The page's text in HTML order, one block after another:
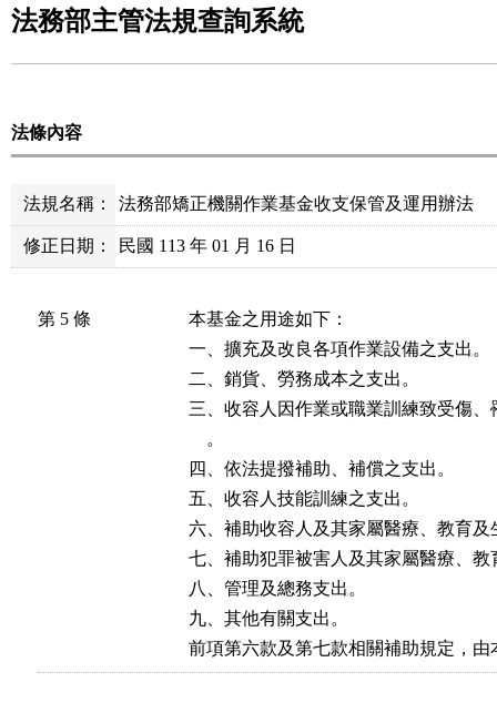
法務部主管法規查詢系統
法條內容
法規名稱： 法務部矯正機關作業基金收支保管及運用辦法
修正日期： 民國 113 年 01 月 16 日
第 5 條
本基金之用途如下：
一、擴充及改良各項作業設備之支出。
二、銷貨、勞務成本之支出。
三、收容人因作業或職業訓練致受傷
    。
四、依法提撥補助、補償之支出。
五、收容人技能訓練之支出。
六、補助收容人及其家屬醫療、教育及
七、補助犯罪被害人及其家屬醫療、
八、管理及總務支出。
九、其他有關支出。
前項第六款及第七款相關補助規定，由